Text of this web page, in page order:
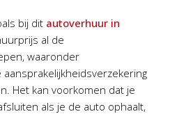
bij dit autoverhuur in
al de
waaronder
Het kan voorkomen dat je
als je de auto ophaalt,